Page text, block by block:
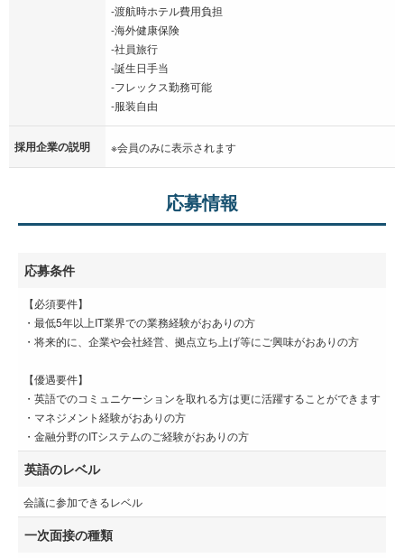
-渡航時ホテル費用負担
-海外健康保険
-社員旅行
-誕生日手当
-フレックス勤務可能
-服装自由
採用企業の説明 ※会員のみに表示されます
応募情報
応募条件
【必須要件】
・最低5年以上IT業界での業務経験がおありの方
・将来的に、企業や会社経営、拠点立ち上げ等にご興味がおありの方
【優遇要件】
・英語でのコミュニケーションを取れる方は更に活躍することができます
・マネジメント経験がおありの方
・金融分野のITシステムのご経験がおありの方
英語のレベル
会議に参加できるレベル
一次面接の種類